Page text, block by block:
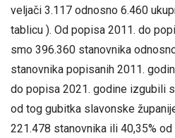
veljači 3.117 odnosno 6.460
tablicu ). Od popisa 2011. do
smo 396.360 stanovnika
stanovnika popisanih 2011.
do popisa 2021. godine izgubili
od tog gubitka slavonske
221.478 stanovnika ili 40,35%